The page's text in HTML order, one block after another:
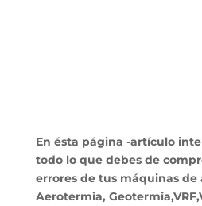
En ésta página -artículo
todo lo que debes de
errores de tus máquinas de
Aerotermia,